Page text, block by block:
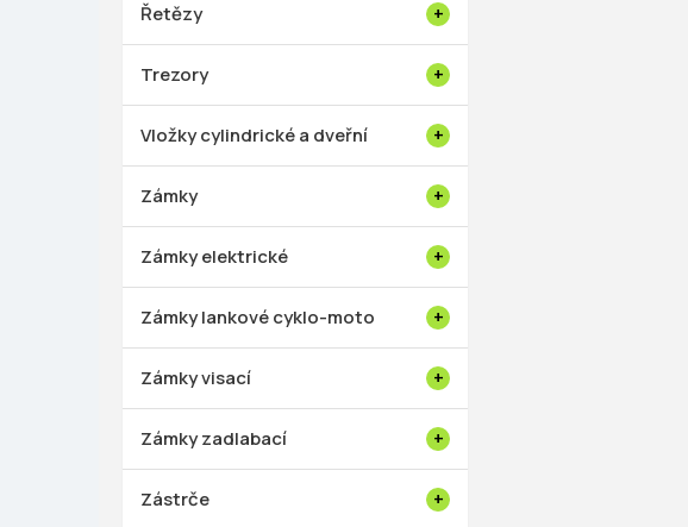
Řetězy
Trezory
Vložky cylindrické a dveřní
Zámky
Zámky elektrické
Zámky lankové cyklo-moto
Zámky visací
Zámky zadlabací
Zástrče